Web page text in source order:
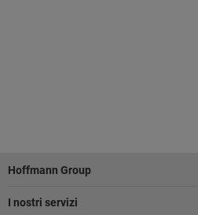
Piè
di
Hoffmann Group
I nostri servizi